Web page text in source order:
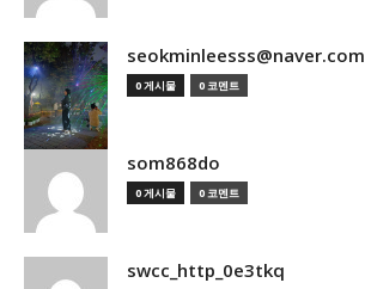
seokminleesss@naver.com
0 게시물 0 코멘트
som868do
0 게시물 0 코멘트
swcc_http_0e3tkq